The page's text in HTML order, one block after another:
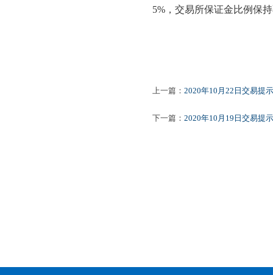
5%，交易所保证金比例保
上一篇： 2020年10月22日交易提
下一篇： 2020年10月19日交易提示